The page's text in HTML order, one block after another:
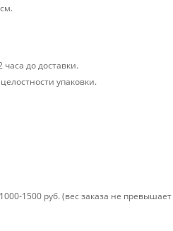
до доставки.
упаковки.
1500 руб. (вес заказа не